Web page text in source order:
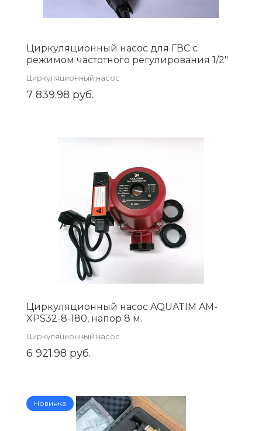
Циркуляционный насос для ГВC с
режимом частотного регулирования 1/2"
Циркуляционный насос
7 839.98 руб.
Циркуляционный насос AQUATIM AM-
XPS32-8-180, напор 8 м.
Циркуляционный насос
6 921.98 руб.
Новинка